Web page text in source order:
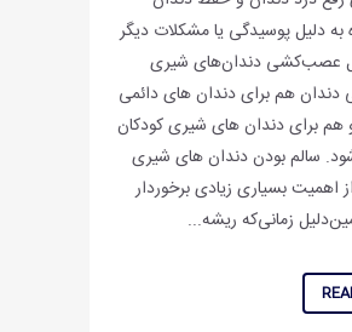
دلیل پوسیدگی یا مشکلات دیگر
عصب‌کشی دندان‌های شیری
هم برای دندان های دائمی
هم برای دندان های شیری کودکان
سالم بودن دندان های شیری
اهمیت بسیاری زیادی برخوردار
زمانی‌که ریشه...